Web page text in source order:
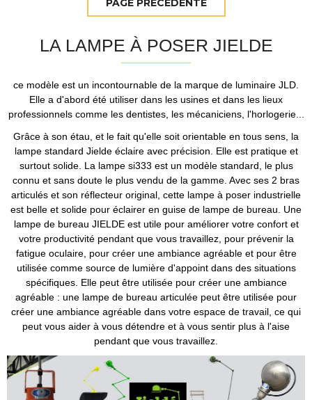
LA LAMPE À POSER JIELDE
ce modèle est un incontournable de la marque de luminaire JLD.
Elle a d'abord été utiliser dans les usines et dans les lieux
professionnels comme les dentistes, les mécaniciens, l'horlogerie...
Grâce à son étau, et le fait qu'elle soit orientable en tous sens, la
lampe standard Jielde éclaire avec précision. Elle est pratique et
surtout solide. La lampe si333 est un modèle standard, le plus
connu et sans doute le plus vendu de la gamme. Avec ses 2 bras
articulés et son réflecteur original, cette lampe à poser industrielle
est belle et solide pour éclairer en guise de lampe de bureau. Une
lampe de bureau JIELDE est utile pour améliorer votre confort et
votre productivité pendant que vous travaillez, pour prévenir la
fatigue oculaire, pour créer une ambiance agréable et pour être
utilisée comme source de lumière d'appoint dans des situations
spécifiques. Elle peut être utilisée pour créer une ambiance
agréable : une lampe de bureau articulée peut être utilisée pour
créer une ambiance agréable dans votre espace de travail, ce qui
peut vous aider à vous détendre et à vous sentir plus à l'aise
pendant que vous travaillez.